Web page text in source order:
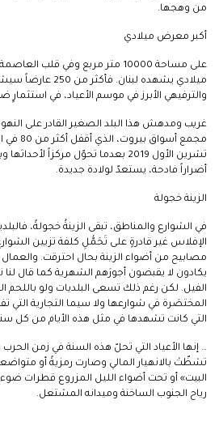
من وهجها.
أكبر معرض ميلادي
على مساحة 10000 متر مربع وفي
ميلادي يشهده لبنان.
والترفيهي الأبرز في موسم الأعياد، في
غريب ومدهش هذا البلد الصغير القادر على
تشرين الأول 2019 بعدما تحوّل مركزاً
أضراراً فادحة، يستعدّ لولادة جديدة.
الزينة خجولة
في الشوارع والمناطق، تبقى الزينةُ خجولةً،
الإفلاس غير قادرةٍ على تَحَمُّلِ كلفة تزيين
مصابيح من أضواء الزينة بحال احترقت.
يكادون لا يقبضون أجورَهم الشهرية كما قال
الفيل. لكن رغم ذلك تسعى البلديات ولو
المختصَرة في شوارعها ولا سيما التجارية التي
التي كانت تشهدها في مثل هذه الأيام من كل
… إنها الأعياد التي تحلّ هذه السنة في زمن
تشظّتْ بالانهيار المالي وصارت رمزيةً أو
البيت» أو تحت أضواء الليل المزروع قطرات
رياح الجنوب الساخنة وميدانه المشتعل.